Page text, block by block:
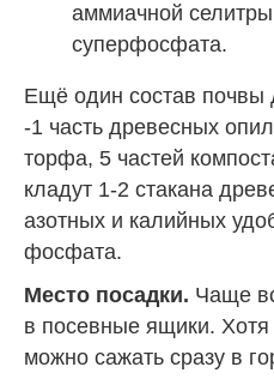
аммиачной
суперфосфата.
Ещё один состав почвы
-1 часть древесных
торфа, 5 частей
кладут 1-2 стакана
азотных и калийных
фосфата.
Место посадки. Чаще
в посевные ящики.
можно сажать сразу в